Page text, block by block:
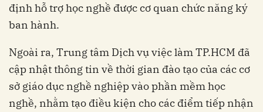
định hỗ trợ học nghề được cơ quan chức năng ký
ban hành.
Ngoài ra, Trung tâm Dịch vụ việc làm TP.HCM đã
cập nhật thông tin về thời gian đào tạo của các cơ
sở giáo dục nghề nghiệp vào phần mềm học
nghề, nhằm tạo điều kiện cho các điểm tiếp nhận